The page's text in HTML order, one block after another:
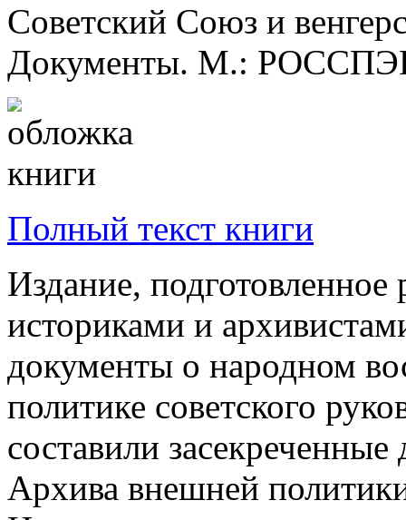
Советский Союз и
Документы. М.:
Полный текст книги
Издание,
историками и
документы о народном
политике советского
составили
Архива внешней